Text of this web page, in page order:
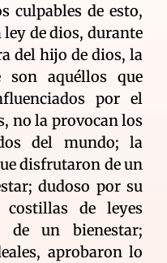
culpables de esto,
de dios, durante
del hijo de dios, la
son aquéllos que
por el
no la provocan los
del mundo; la
disfrutaron de un
dudoso por su
costillas de leyes
de un bienestar;
aprobaron lo